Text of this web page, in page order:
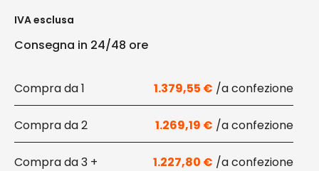
IVA esclusa
Consegna in 24/48 ore
1 1.379,55 €
2 1.269,19 €
3 + 1.227,80 €